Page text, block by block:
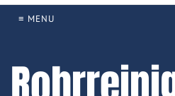
≡ MENU